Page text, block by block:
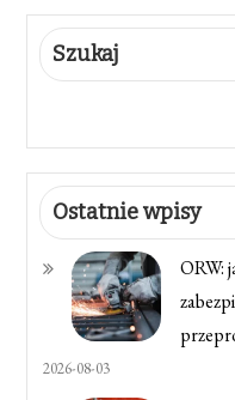
Szukaj
Ostatnie wpisy
ORW:
2026-08-03